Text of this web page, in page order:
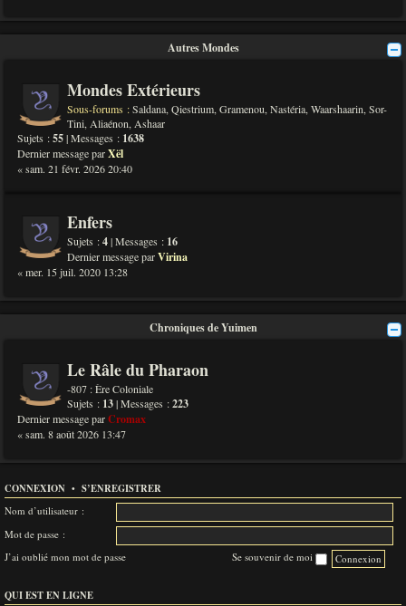
Autres Mondes
Mondes Extérieurs
Sous-forums :Saldana, Qiestrium, Gramenou, Nastéria, Waarshaarin, Sor-
Tini, Aliaénon, Ashaar
Sujets :55| Messages : 1638
Dernier message parXël
« sam. 21 févr. 2026 20:40
Enfers
Sujets :4| Messages : 16
Dernier message parVirina
« mer. 15 juil. 2020 13:28
Chroniques de Yuimen
Le Râle du Pharaon
-807 : Ère Coloniale
Sujets : 13| Messages :223
Dernier message parCromax
« sam. 8 août 2026 13:47
CONNEXION • S’ENREGISTRER
Nom d’utilisateur :
Mot de passe :
J’ai oublié mon mot de passe
Se souvenir de moi
QUI EST EN LIGNE